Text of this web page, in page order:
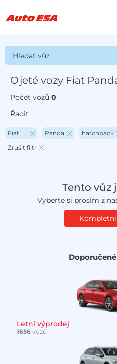
Hledat vůz
Ojeté vozy Fiat
Počet vozů0
Řadit
Fiat Panda hatchback
Zrušit filtr
Tento vůz
Vyberte si prosím z
Letní výprodej
1656vozů